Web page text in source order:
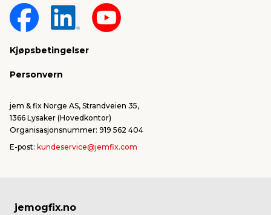
Kjøpsbetingelser
Personvern
jem & fix Norge AS, Strandveien 35,
1366 Lysaker (Hovedkontor)
Organisasjonsnummer: 919 562 404
E-post: kundeservice@jemfix.com
jemogfix.no